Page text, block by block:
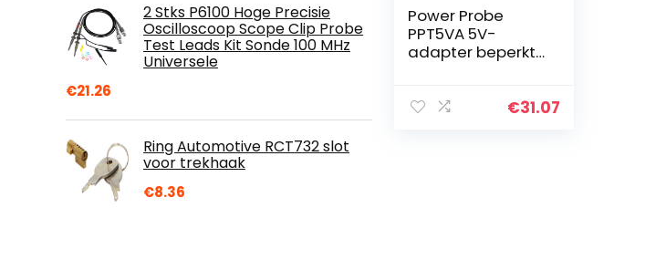
2 Stks P6100 Hoge Precisie
Oscilloscoop Scope Clip Probe
Test Leads Kit Sonde 100 MHz
Universele
€21.26
Ring Automotive RCT732 slot
voor trekhaak
€8.36
Power Probe
PPT5VA 5V-
adapter beperkt
g van het op je
€31.07